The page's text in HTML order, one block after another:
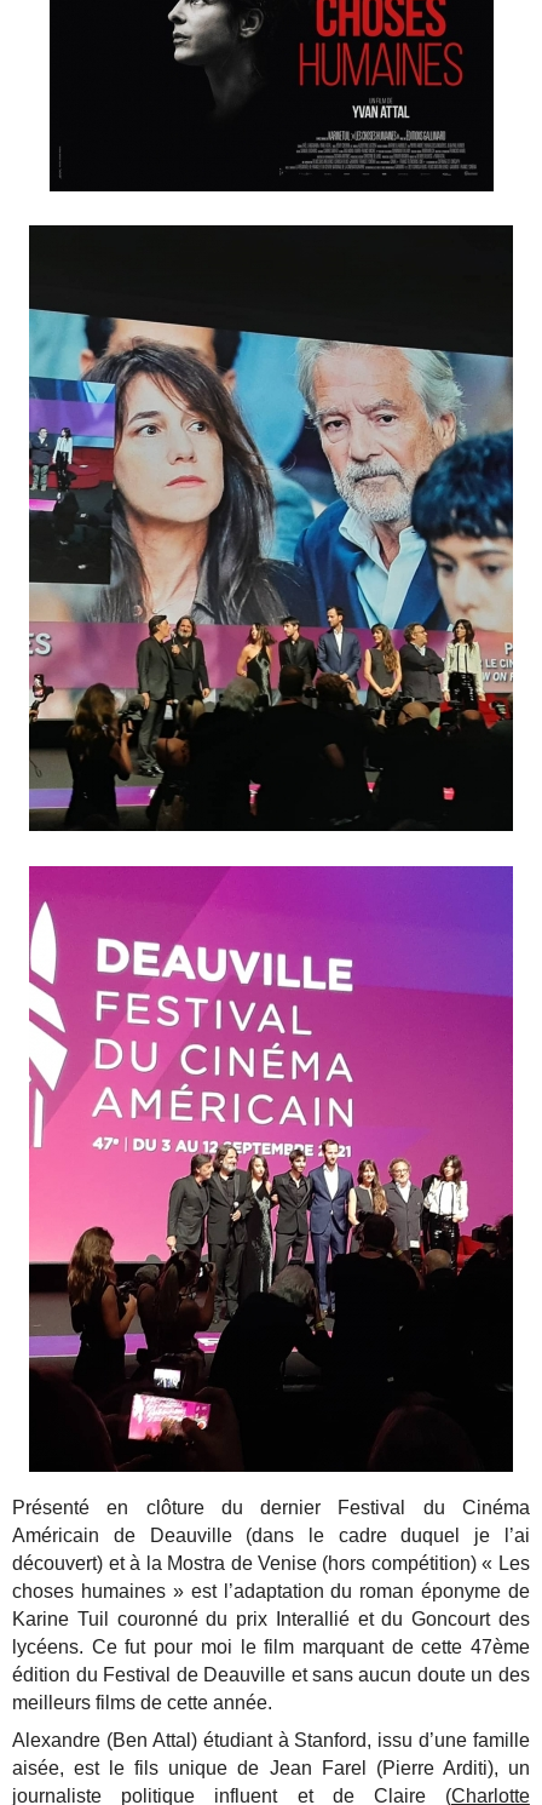
Présenté en clôture du dernier Festival du Cinéma
Américain de Deauville (dans le cadre duquel je l’ai
découvert) et à la Mostra de Venise (hors compétition) « Les
choses humaines » est l’adaptation du roman éponyme de
Karine Tuil couronné du prix Interallié et du Goncourt des
lycéens. Ce fut pour moi le film marquant de cette 47ème
édition du Festival de Deauville et sans aucun doute un des
meilleurs films de cette année.
Alexandre (Ben Attal) étudiant à Stanford, issu d’une famille
aisée, est le fils unique de Jean Farel (Pierre Arditi), un
journaliste politique influent et de Claire (Charlotte